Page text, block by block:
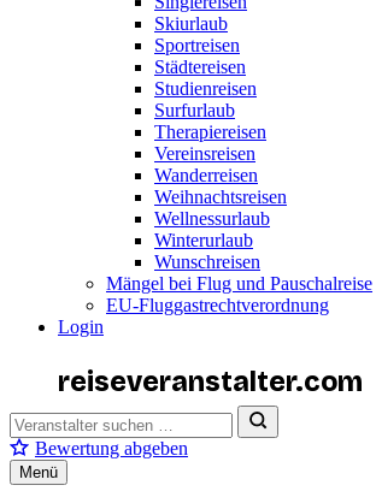
Skiurlaub
Sportreisen
Städtereisen
Studienreisen
Surfurlaub
Therapiereisen
Vereinsreisen
Wanderreisen
Weihnachtsreisen
Wellnessurlaub
Winterurlaub
Wunschreisen
Mängel bei Flug und Pauschalreise
EU-Fluggastrechtverordnung
Login
reiseveranstalter.com
Bewertung abgeben
Menü